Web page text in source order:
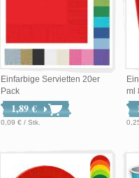
Einfarbige Servietten 20er
Pack
1,89 €
0,09 € / Stk.
ml